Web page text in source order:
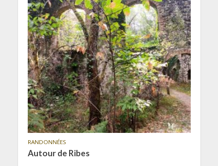
RANDONNÉES
Autour de Ribes